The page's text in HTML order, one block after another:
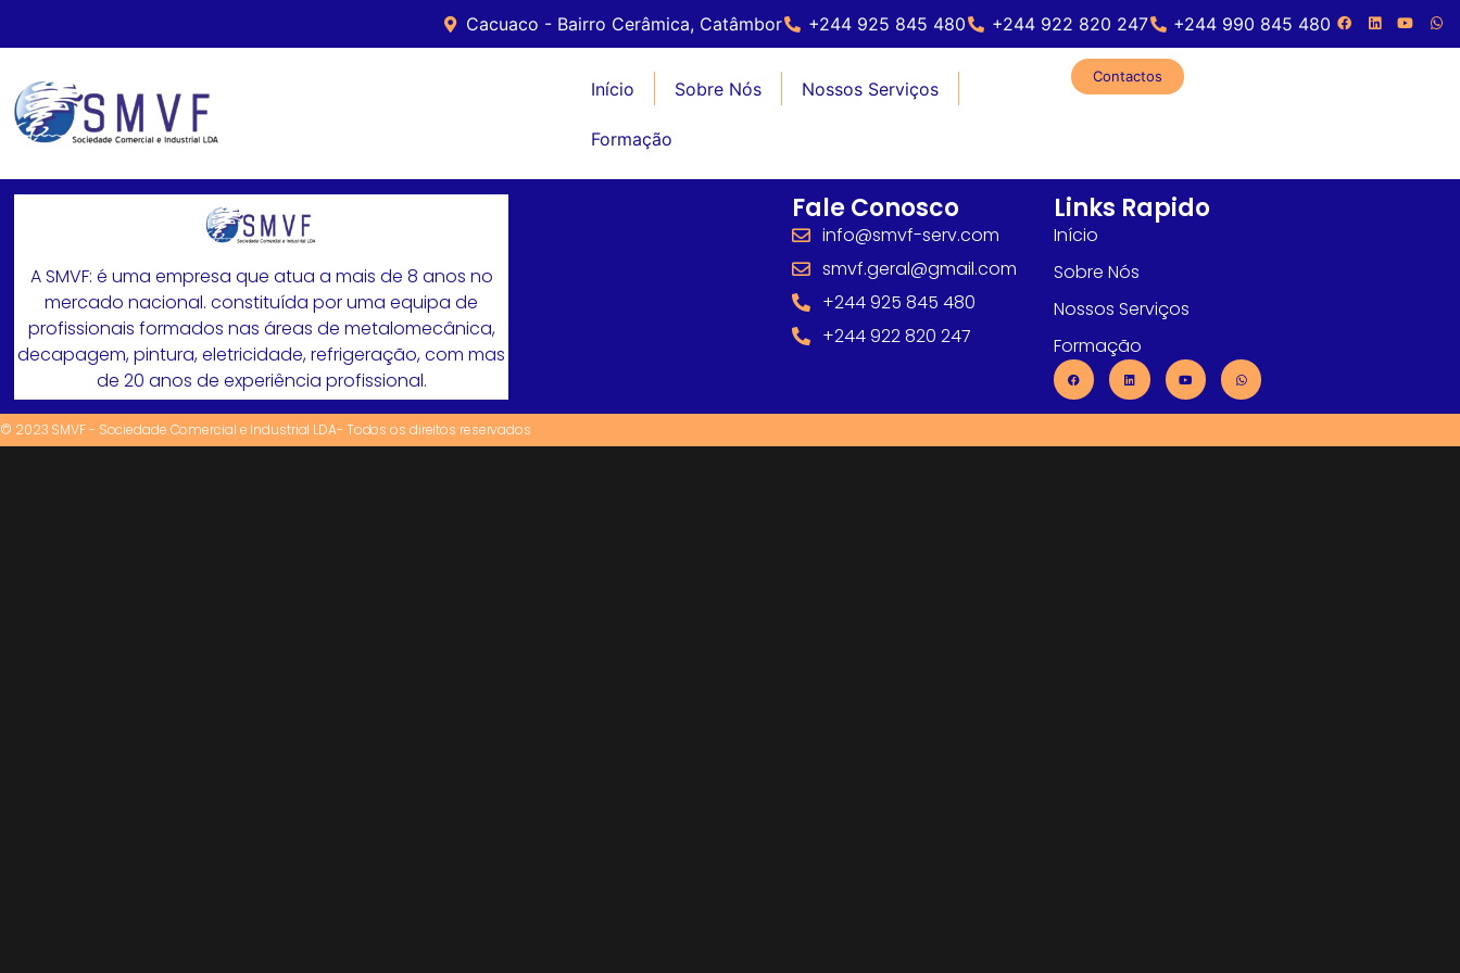
Cacuaco - Bairro Cerâmica, Catâmbor +244 925 845 480 +244 922 820 247 +244 990 845 480
Contactos
Início Sobre Nós Nossos Serviços
Formação
A SMVF: é uma empresa que atua a mais de 8 anos no
mercado nacional. constituída por uma equipa de
profissionais formados nas áreas de metalomecânica,
decapagem, pintura, eletricidade, refrigeração, com mas
de 20 anos de experiência profissional.
Fale Conosco
info@smvf-serv.com
smvf.geral@gmail.com
+244 925 845 480
+244 922 820 247
Links Rapido
Início
Sobre Nós
Nossos Serviços
Formação
© 2023 SMVF - Sociedade Comercial e Industrial LDA- Todos os direitos reservados